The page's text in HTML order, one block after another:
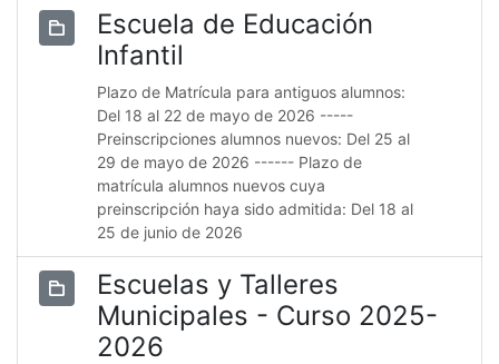
Escuela de Educación
Infantil
Plazo de Matrícula para antiguos alumnos:
Del 18 al 22 de mayo de 2026 -----
Preinscripciones alumnos nuevos: Del 25 al
29 de mayo de 2026 ------ Plazo de
matrícula alumnos nuevos cuya
preinscripción haya sido admitida: Del 18 al
25 de junio de 2026
Escuelas y Talleres
Municipales - Curso 2025-
2026